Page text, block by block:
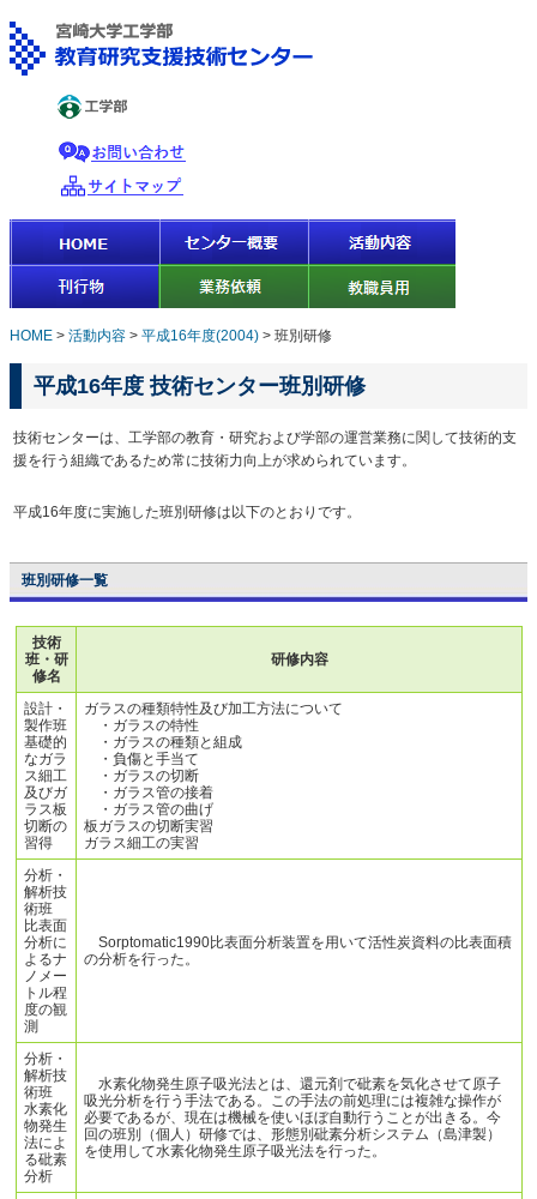
HOME > 活動内容 > 平成16年度(2004) > 班別研修
平成16年度 技術センター班別研修
技術センターは、工学部の教育・研究および学部の運営業務に関して技術的支
援を行う組織であるため常に技術力向上が求められています。
平成16年度に実施した班別研修は以下のとおりです。
班別研修一覧
技術
班・研
修名
研修内容
設計・
製作班
基礎的
なガラ
ス細工
及びガ
ラス板
切断の
習得
ガラスの種類特性及び加工方法について
・ガラスの特性
・ガラスの種類と組成
・負傷と手当て
・ガラスの切断
・ガラス管の接着
・ガラス管の曲げ
板ガラスの切断実習
ガラス細工の実習
分析・
解析技
術班
比表面
分析に
よるナ
ノメー
トル程
度の観
測
Sorptomatic1990比表面分析装置を用いて活性炭資料の比表面積
の分析を行った。
分析・
解析技
術班
水素化
物発生
法によ
る砒素
分析
水素化物発生原子吸光法とは、還元剤で砒素を気化させて原子
吸光分析を行う手法である。この手法の前処理には複雑な操作が
必要であるが、現在は機械を使いほぼ自動行うことが出きる。今
回の班別（個人）研修では、形態別砒素分析システム（島津製）
を使用して水素化物発生原子吸光法を行った。